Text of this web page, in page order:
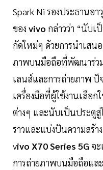
Spark Ni รองประธานอ
ของ vivo กล่าวว่า “นับเ
กัดใหม่ๆ ด้วยการนำเสน
ภาพบนมือถือที่พัฒนาร่ว
เลนส์และการถ่ายภาพ
เครื่องมือที่ผู้ใช้งานเลือก
ต่างๆ และนับเป็นประตูสู่
ราวและแบ่งปันความสร้า
vivo X70 Series 5G จะ
การถ่ายภาพบนมือถือแล